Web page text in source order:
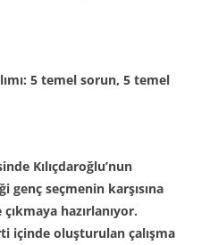
5 temel sorun, 5 temel
Kılıçdaroğlu’nun
genç seçmenin karşısına
hazırlanıyor.
içinde oluşturulan çalışma